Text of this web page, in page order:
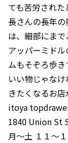
ても苦労され
長さんの長年
は、細部にまで
アッパーミド
ムもそぞろ歩
いい物じゃな
きたくなるお店
itoya
1840 Union St
月〜土 １１〜